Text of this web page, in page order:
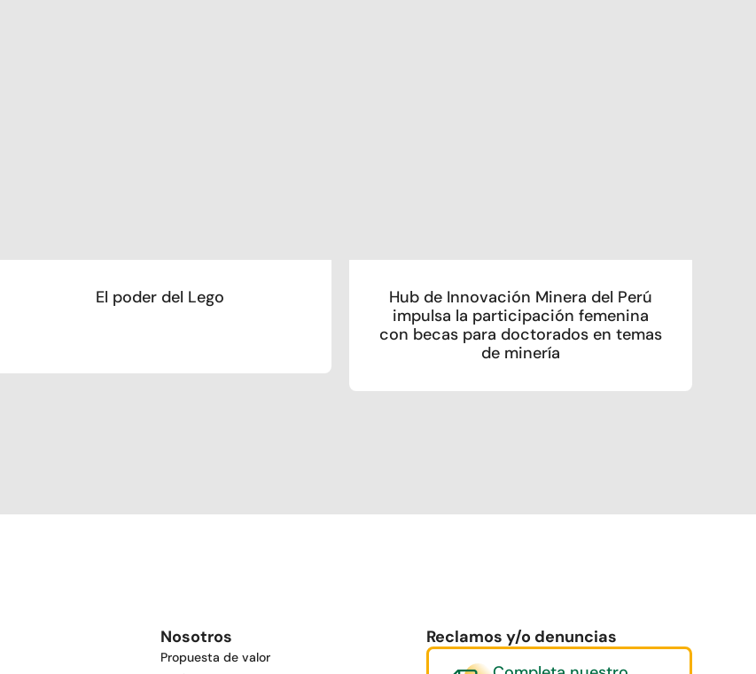
El poder del Lego
Hub de Innovación Minera del Perú
impulsa la participación femenina
con becas para doctorados en temas
de minería
Nosotros
Propuesta de valor
Reclamos y/o denuncias